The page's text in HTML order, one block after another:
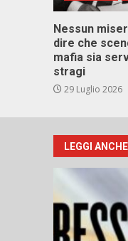
Nessun
dire che
mafia sia
stragi
29 Luglio 2026
LEGGI ANCHE